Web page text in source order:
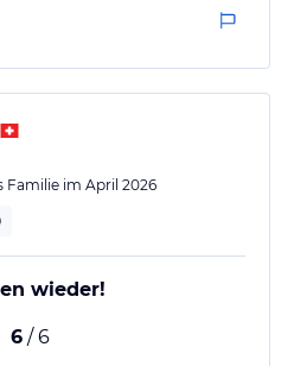
ruhigem Gehen ca. 30-40
aufdringlich, alles ruhig
Familie im April 2026
wieder!
6 / 6